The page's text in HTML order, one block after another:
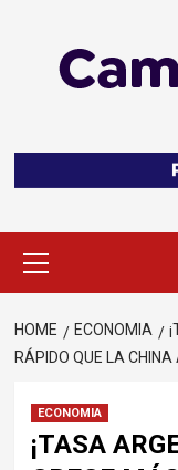
Menu
HOME ECONOMIA
RÁPIDO QUE LA
ECONOMIA
¡TASA